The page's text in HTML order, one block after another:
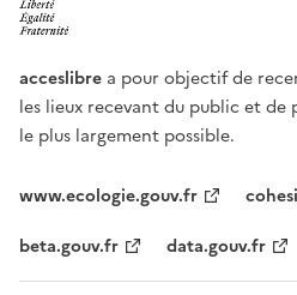
acceslibre a pour objectif de
les lieux recevant du public et
le plus largement possible.
www.ecologie.gouv.fr
beta.gouv.fr
data.gouv.fr